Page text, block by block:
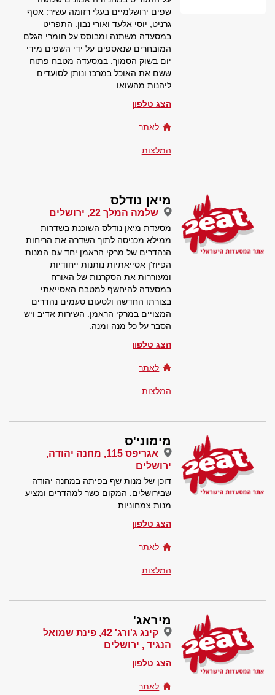
שפים ירושלמיים בעלי רזומה עשיר: אסף
גרניט, יוסי אלעד ואורי נבון. התפריט
במסעדה משתנה ומבוסס על חומרי הגלם
המובחרים שנאספים על ידי השפים מידי
יום בשוק הסמוך. במסעדה מטבח פתוח
ששם את האוכל במרכז ונותן לסועדים
ליהנות מהשואו.
הצג טלפון
לאתר
המלצות
מיאן נודלס
שלמה המלך 22, ירושלים
מסעדת מיאן נודלס השוכנת בשדרות
ממילא מכניסה לתוך השדרה את הריחות
הנהדרים של מרקי הראמן יחד עם המנות
הפיוז'ן אסייאתיות נותנות ייחודיות
ומעוררות את הסקרנות של האורח
במסעדה להיחשף למטבח האסייאתי
בצורתו החדשה ולטעום טעמים נהדרים
המצויים במרקי הראמן. השירות אדיב ויש
הסבר על כל מנה ומנה.
הצג טלפון
לאתר
המלצות
מימוני'ס
אגריפס 115, מחנה יהודה,
ירושלים
דוכן של מנות שף בפיתה במחנה יהודה
שבירושלים. המקום כשר למהדרים ומציע
מנות צמחוניות.
הצג טלפון
לאתר
המלצות
מיראג'
קינג ג'ורג' 42, פינת שמואל
הנגיד , ירושלים
הצג טלפון
לאתר